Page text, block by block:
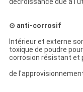
décroissance due à
⊙ anti-corrosif
Intérieur et externe
toxique de poudre
corrosion résistant et
de